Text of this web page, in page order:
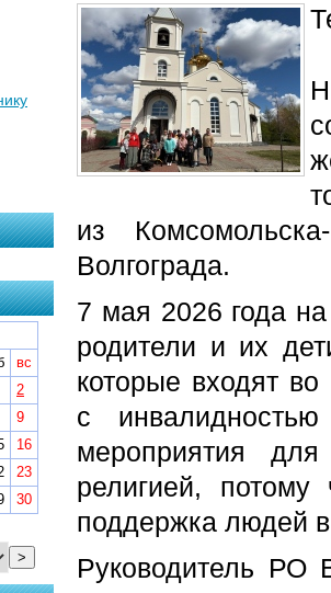
из
Волгограда.
7 мая 2026 года
родители и их
которые входят
с
мероприятия
религией,
поддержка людей
Руководитель РО
вс
2
9
16
23
30
>